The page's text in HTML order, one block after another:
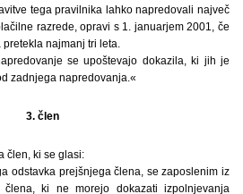
tega pravilnika lahko napredovali največ
razrede, opravi s 1. januarjem 2001, če
najmanj tri leta.
se upoštevajo dokazila, ki jih je
zadnjega napredovanja.«
3. člen
člen, ki se glasi:
odstavka prejšnjega člena, se zaposlenim iz
člena, ki ne morejo dokazati izpolnjevanja